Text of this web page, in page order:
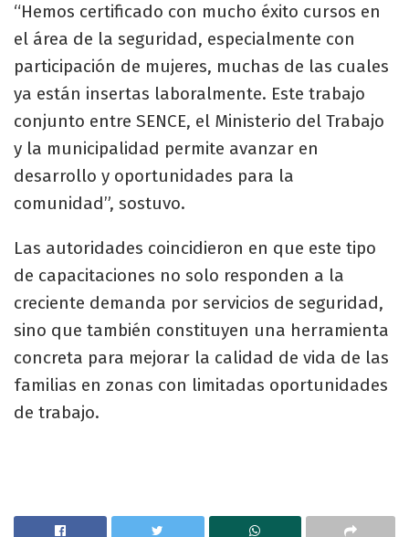
“Hemos certificado con mucho éxito cursos en
el área de la seguridad, especialmente con
participación de mujeres, muchas de las cuales
ya están insertas laboralmente. Este trabajo
conjunto entre SENCE, el Ministerio del Trabajo
y la municipalidad permite avanzar en
desarrollo y oportunidades para la
comunidad”, sostuvo.
Las autoridades coincidieron en que este tipo
de capacitaciones no solo responden a la
creciente demanda por servicios de seguridad,
sino que también constituyen una herramienta
concreta para mejorar la calidad de vida de las
familias en zonas con limitadas oportunidades
de trabajo.